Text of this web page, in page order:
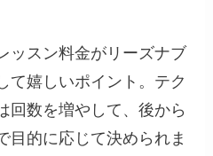
ッスン料金がリーズナブ
て嬉しいポイント。テク
回数を増やして、後から
目的に応じて決められま